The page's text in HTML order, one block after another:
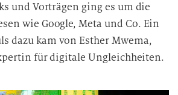
und Vorträgen ging es um die
wie Google, Meta und Co. Ein
dazu kam von Esther Mwema,
für digitale Ungleichheiten.